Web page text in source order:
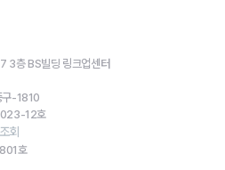
3층 BS빌딩 링크업센터
-1810
12호
회
호